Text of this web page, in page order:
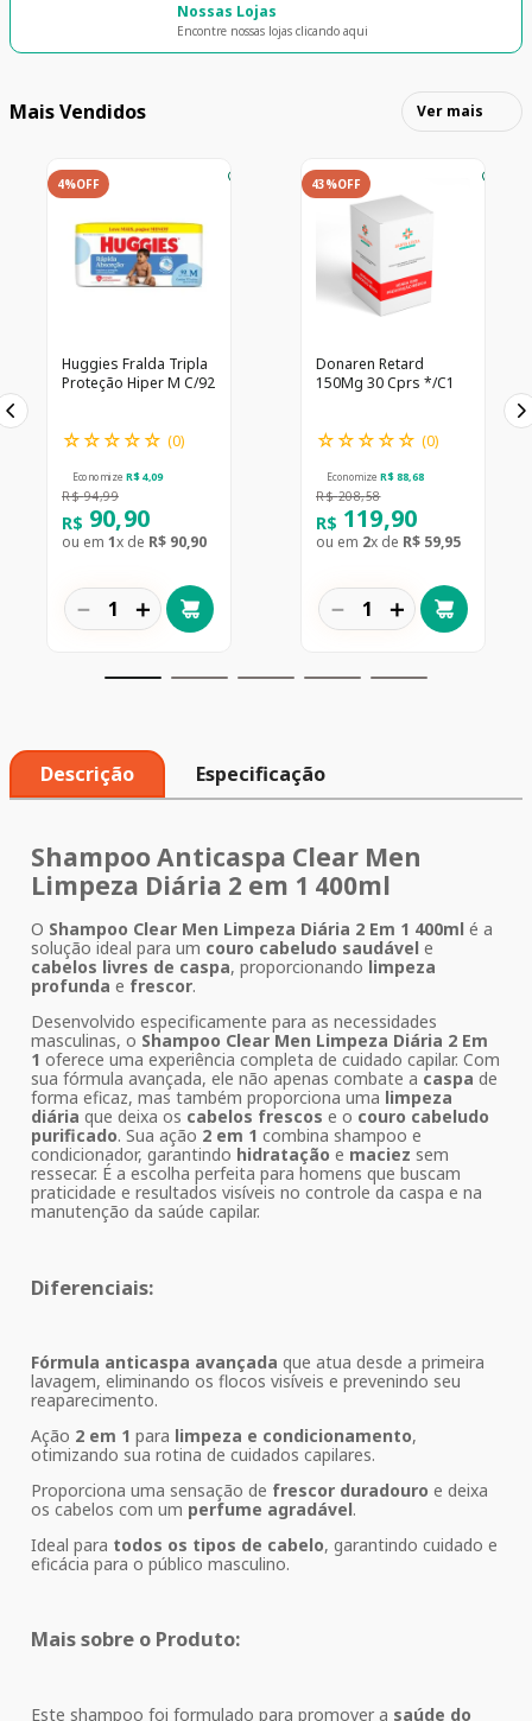
Nossas Lojas
Encontre nossas lojas clicando aqui
Mais Vendidos Ver mais
4%OFF
Huggies Fralda Tripla
Proteção Hiper M C/92
☆☆☆☆☆ (0)
Economize R$ 4,09
R$ 94,99
R$ 90,90
ou em 1x de R$ 90,90
＋
－
43%OFF
Donaren Retard
150Mg 30 Cprs */C1
☆☆☆☆☆ (0)
Economize R$ 88,68
R$ 208,58
R$ 119,90
ou em 2x de R$ 59,95
＋
－
Descrição Especificação
Shampoo Anticaspa Clear Men
Limpeza Diária 2 em 1 400ml
O Shampoo Clear Men Limpeza Diária 2 Em 1 400ml é a
solução ideal para um couro cabeludo saudável e
cabelos livres de caspa, proporcionando limpeza
profunda e frescor.
Desenvolvido especificamente para as necessidades
masculinas, o Shampoo Clear Men Limpeza Diária 2 Em
1 oferece uma experiência completa de cuidado capilar. Com
sua fórmula avançada, ele não apenas combate a caspa de
forma eficaz, mas também proporciona uma limpeza
diária que deixa os cabelos frescos e o couro cabeludo
purificado. Sua ação 2 em 1 combina shampoo e
condicionador, garantindo hidratação e maciez sem
ressecar. É a escolha perfeita para homens que buscam
praticidade e resultados visíveis no controle da caspa e na
manutenção da saúde capilar.
Diferenciais:
Fórmula anticaspa avançada que atua desde a primeira
lavagem, eliminando os flocos visíveis e prevenindo seu
reaparecimento.
Ação 2 em 1 para limpeza e condicionamento,
otimizando sua rotina de cuidados capilares.
Proporciona uma sensação de frescor duradouro e deixa
os cabelos com um perfume agradável.
Ideal para todos os tipos de cabelo, garantindo cuidado e
eficácia para o público masculino.
Mais sobre o Produto:
Este shampoo foi formulado para promover a saúde do